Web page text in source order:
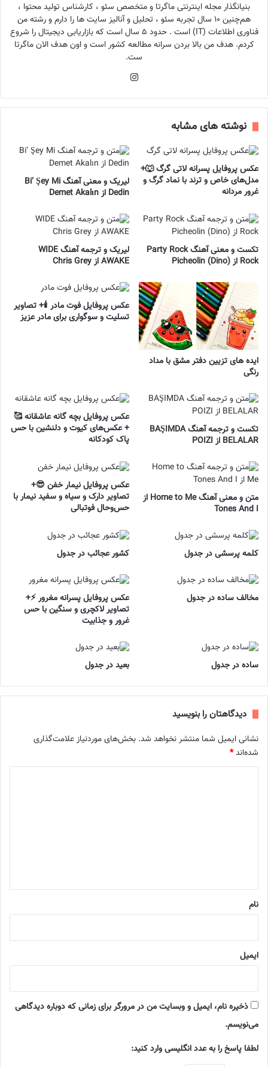
بنیانگذار مجله اینترنتی ماگرتا و متخصص سئو ، کارشناس تولید محتوا ،
هم‌چنین ۱۰ سال تجربه سئو ، تحلیل و آنالیز سایت ها را دارم و رشته من
فناوری اطلاعات (IT) است . حدود ۵ سال است که بازاریابی دیجیتال را شروع
کردم. هدف من بالا بردن سرانه مطالعه کشور است و اون هدف الان ماگرتا
ست.
نوشته های مشابه
عکس پروفایل پسرانه لاتی گرگ 🐺+
مدل‌های خاص و ترند با نماد گرگ و
غرور مردانه
لیریک و معنی آهنگ Bi’ Şey Mi
Dedin از Demet Akalın
تکست و معنی آهنگ Party Rock
Rock از Picheolin (Dino)
لیریک و ترجمه آهنگ WIDE
AWAKE از Chris Grey
ایده های تزیین دفتر مشق با مداد
رنگی
عکس پروفایل فوت مادر 🕯️+ تصاویر
تسلیت و سوگواری برای مادر عزیز
تکست و ترجمه آهنگ BAŞIMDA
BELALAR از POIZI
عکس پروفایل بچه گانه عاشقانه 🥰
+ عکس‌های کیوت و دلنشین با حس
پاک کودکانه
متن و معنی آهنگ Home to Me از
Tones And I
عکس پروفایل نیمار خفن 😎+
تصاویر دارک و سیاه و سفید نیمار با
حس‌وحال فوتبالی
کلمه پرسشی در جدول کشور عجائب در جدول
مخالف ساده در جدول
عکس پروفایل پسرانه مغرور ⚡+
تصاویر لاکچری و سنگین با حس
غرور و جذابیت
ساده در جدول بعید در جدول
دیدگاهتان را بنویسید
نشانی ایمیل شما منتشر نخواهد شد. بخش‌های موردنیاز علامت‌گذاری
شده‌اند*
نام
ایمیل
ذخیره نام، ایمیل و وبسایت من در مرورگر برای زمانی که دوباره دیدگاهی
می‌نویسم.
لطفا پاسخ را به عدد انگلیسی وارد کنید: